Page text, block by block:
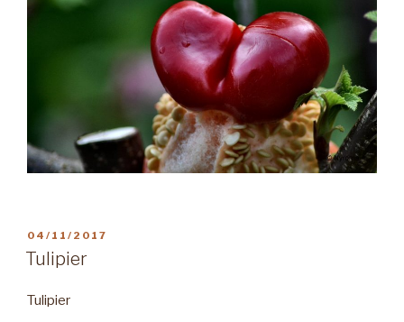
PUBLIÉ
LE
04/11/2017
Tulipier
Tulipier